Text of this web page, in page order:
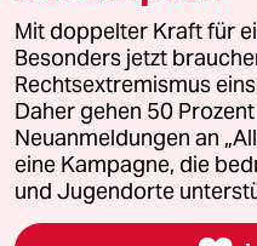
© 2026 taz Verlags und
Alle Rechte vorbehalten. Bei
wenden Sie sich bitte an
Feedback
Leitlinie Informant
Seitenwende
Mit doppelter Kraft für
Besonders jetzt
Rechtsextremismus
Daher gehen 50
Neuanmeldungen an
eine Kampagne, die
und Jugendorte